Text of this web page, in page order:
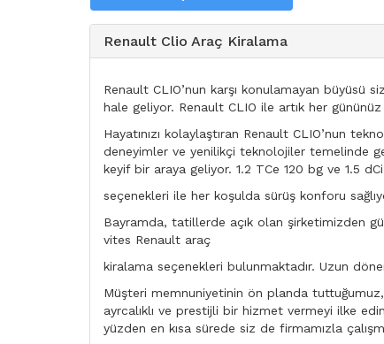
Renault Clio Araç Kiralama
Renault CLIO’nun karşı konulamayan büyüsü
hale geliyor. Renault CLIO ile artık her
Hayatınızı kolaylaştıran Renault CLIO’nun
deneyimler ve yenilikçi teknolojiler temelinde
keyif bir araya geliyor. 1.2 TCe 120 bg ve 1.5
seçenekleri ile her koşulda sürüş konforu
Bayramda, tatillerde açık olan şirketimizden
vites Renault araç
kiralama seçenekleri bulunmaktadır. Uzun
Müşteri memnuniyetinin ön planda tuttuğumuz,
ayrcalıklı ve prestijli bir hizmet vermeyi ilke
yüzden en kısa sürede siz de firmamızla